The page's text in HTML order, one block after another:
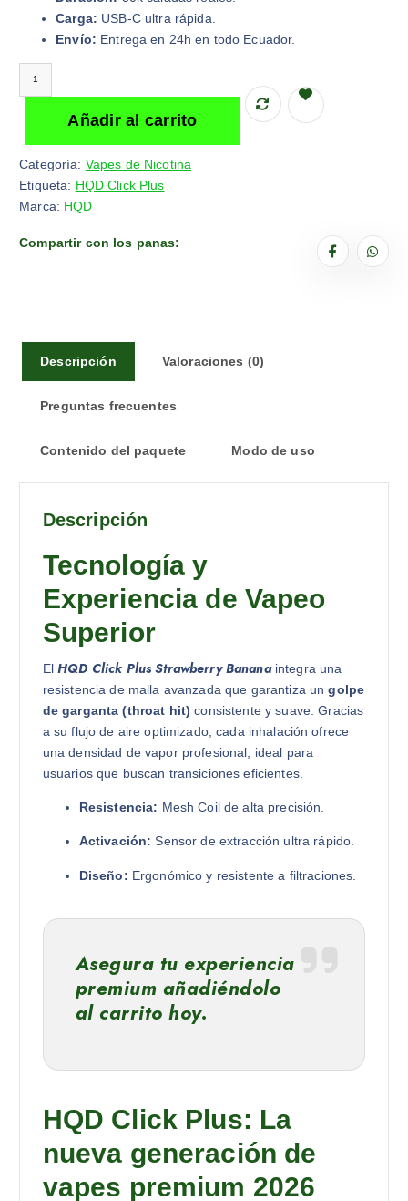
r
i
a
l
e
r
a
$
c
t
e
s
:
$
,
Carga: USB-C ultra rápida.
Envío: Entrega en 24h en todo Ecuador.
Añadir al carrito
Categoría: Vapes de Nicotina
Etiqueta: HQD Click Plus
Marca: HQD
Compartir con los panas:
Descripción Valoraciones (0)
Preguntas frecuentes
Contenido del paquete Modo de uso
Descripción
Tecnología y
Experiencia de Vapeo
Superior
ElHQD Click Plus Strawberry Bananaintegra una
resistencia de malla avanzada que garantiza ungolpe
de garganta (throat hit) consistente y suave. Gracias
a su flujo de aire optimizado, cada inhalación ofrece
una densidad de vapor profesional, ideal para
usuarios que buscan transiciones eficientes.
Resistencia: Mesh Coil de alta precisión.
Activación: Sensor de extracción ultra rápido.
Diseño: Ergonómico y resistente a filtraciones.
Asegura tu experiencia
premium añadiéndolo
al carrito hoy.
HQD Click Plus: La
nueva generación de
vapes premium 2026